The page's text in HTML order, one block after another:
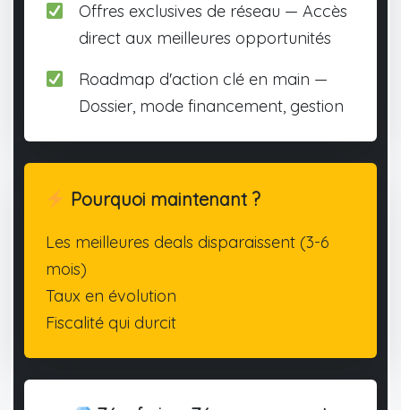
Offres exclusives de réseau — Accès
direct aux meilleures opportunités
Roadmap d'action clé en main —
Dossier, mode financement, gestion
Pourquoi maintenant ?
Les meilleures deals disparaissent (3-6
mois)
Taux en évolution
Fiscalité qui durcit